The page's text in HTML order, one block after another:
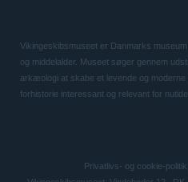
Vikingeskibsmuseet er Danmarks
og middelalder. Museet søger gennem
arkæologi at skabe et levende og
forhistorie interessant og relevant for
Privatlivs- og cookie-politik